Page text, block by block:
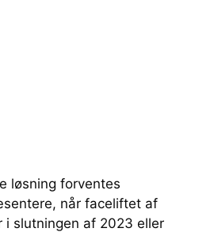
løsning forventes
når faceliftet af
i slutningen af 2023 eller